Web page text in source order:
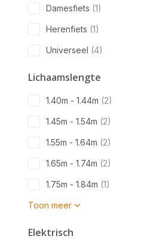
Damesfiets (1)
Herenfiets (1)
Universeel (4)
Lichaamslengte
1.40m - 1.44m (2)
1.45m - 1.54m (2)
1.55m - 1.64m (2)
1.65m - 1.74m (2)
1.75m - 1.84m (1)
Toon meer
Elektrisch